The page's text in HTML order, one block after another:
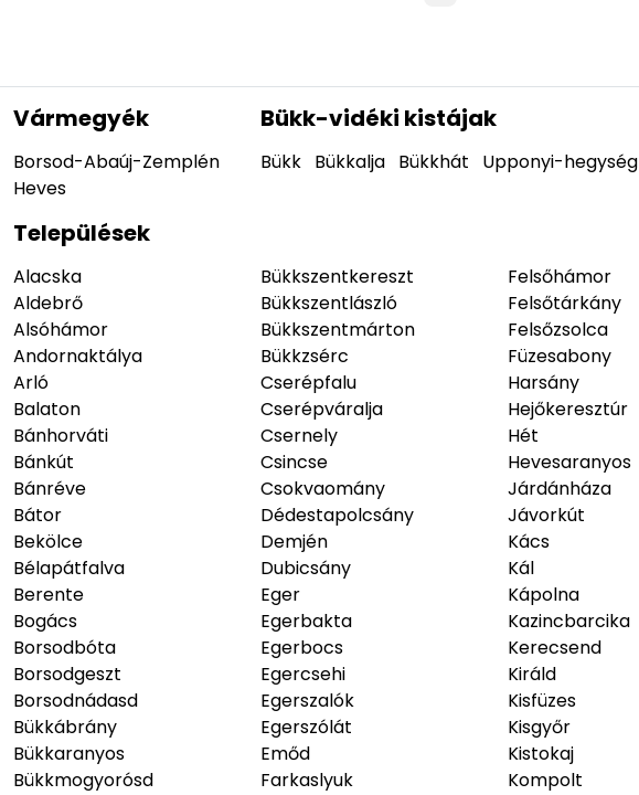
Vármegyék
Borsod-Abaúj-Zemplén
Heves
Bükk-vidéki kistájak
Bükk Bükkalja Bükkhát Upponyi-hegység
Települések
Alacska
Aldebrő
Alsóhámor
Andornaktálya
Arló
Balaton
Bánhorváti
Bánkút
Bánréve
Bátor
Bekölce
Bélapátfalva
Berente
Bogács
Borsodbóta
Borsodgeszt
Borsodnádasd
Bükkábrány
Bükkaranyos
Bükkmogyorósd
Bükkszentkereszt
Bükkszentlászló
Bükkszentmárton
Bükkzsérc
Cserépfalu
Cserépváralja
Csernely
Csincse
Csokvaomány
Dédestapolcsány
Demjén
Dubicsány
Eger
Egerbakta
Egerbocs
Egercsehi
Egerszalók
Egerszólát
Emőd
Farkaslyuk
Felsőhámor
Felsőtárkány
Felsőzsolca
Füzesabony
Harsány
Hejőkeresztúr
Hét
Hevesaranyos
Járdánháza
Jávorkút
Kács
Kál
Kápolna
Kazincbarcika
Kerecsend
Királd
Kisfüzes
Kisgyőr
Kistokaj
Kompolt